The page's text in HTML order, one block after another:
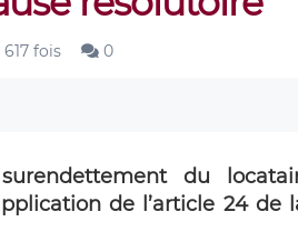
fois 0
du
de l’article 24 de